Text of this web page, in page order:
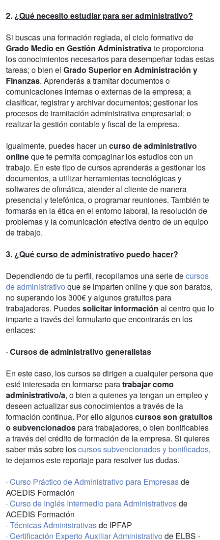
2. ¿Qué necesito estudiar para ser administrativo?
Si buscas una formación reglada, el ciclo formativo de
Grado Medio en Gestión Administrativa te proporciona
los conocimientos necesarios para desempeñar todas estas
tareas; o bien el Grado Superior en Administración y
Finanzas. Aprenderás a tramitar documentos o
comunicaciones internas o externas de la empresa; a
clasificar, registrar y archivar documentos; gestionar los
procesos de tramitación administrativa empresarial; o
realizar la gestión contable y fiscal de la empresa.
Igualmente, puedes hacer un curso de administrativo
onlineque te permita compaginar los estudios con un
trabajo. En este tipo de cursos aprenderás a gestionar los
documentos, a utilizar herramientas tecnológicas y
softwares de ofimática, atender al cliente de manera
presencial y telefónica, o programar reuniones. También te
formarás en la ética en el entorno laboral, la resolución de
problemas y la comunicación efectiva dentro de un equipo
de trabajo.
3. ¿Qué curso de administrativo puedo hacer?
Dependiendo de tu perfil, recopilamos una serie decursos
de administrativo que se imparten online y que son baratos,
no superando los 300€ y algunos gratuitos para
trabajadores. Puedessolicitar información al centro que lo
imparte a través del formulario que encontrarás en los
enlaces:
· Cursos de administrativo generalistas
En este caso, los cursos se dirigen a cualquier persona que
esté interesada en formarse paratrabajar como
administrativo/a, o bien a quienes ya tengan un empleo y
deseen actualizar sus conocimientos a través de la
formación continua. Por ello algunoscursos son gratuitos
o subvencionadospara trabajadores, o bien bonificables
a través del crédito de formación de la empresa. Si quieres
saber más sobre loscursos subvencionados y bonificados,
te dejamos este reportaje para resolver tus dudas.
· Curso Práctico de Administrativo para Empresasde
ACEDIS Formación
· Curso de Inglés Intermedio para Administrativosde
ACEDIS Formación
· Técnicas Administrativasde IPFAP
· Certificación Experto Auxiliar Administrativo de ELBS -